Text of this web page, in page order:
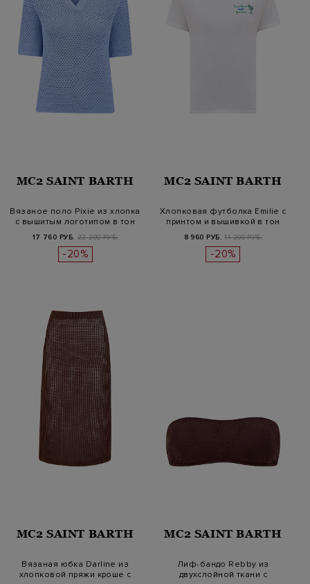
MC2 SAINT BARTH
Вязаное поло Pixie из хлопка
с вышитым логотипом в тон
17 760 РУБ. 22 200 РУБ.
-20%
MC2 SAINT BARTH
Хлопковая футболка Emilie с
принтом и вышивкой в тон
8 960 РУБ. 11 200 РУБ.
-20%
MC2 SAINT BARTH
Вязаная юбка Darline из
хлопковой пряжи кроше с
MC2 SAINT BARTH
Лиф-бандо Rebby из
двухслойной ткани с